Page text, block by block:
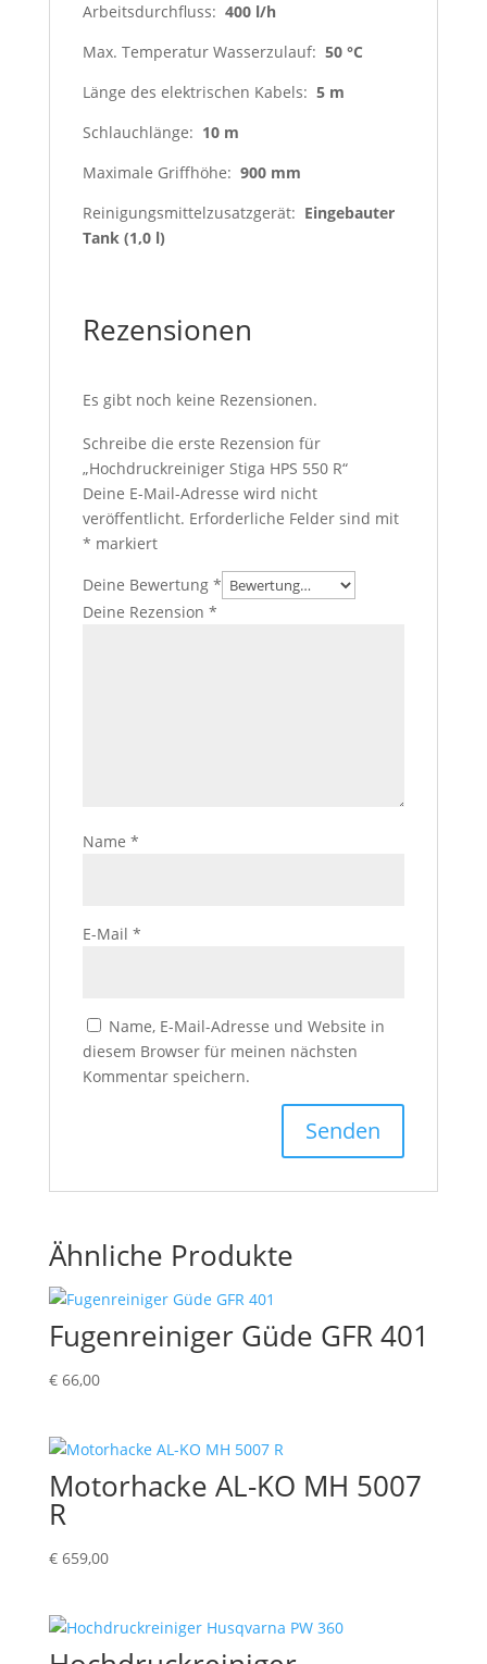
Arbeitsdurchfluss: 400 l/h
Max. Temperatur Wasserzulauf: 50 °C
Länge des elektrischen Kabels: 5 m
Schlauchlänge: 10 m
Maximale Griffhöhe: 900 mm
Reinigungsmittelzusatzgerät: Eingebauter
Tank (1,0 l)
Rezensionen
Es gibt noch keine Rezensionen.
Schreibe die erste Rezension für
„Hochdruckreiniger Stiga HPS 550 R“
Deine E-Mail-Adresse wird nicht
veröffentlicht. Erforderliche Felder sind mit
* markiert
Deine Bewertung *
Deine Rezension *
Name *
E-Mail *
Name, E-Mail-Adresse und Website in
diesem Browser für meinen nächsten
Kommentar speichern.
Ähnliche Produkte
Fugenreiniger Güde GFR 401
€66,00
Motorhacke AL-KO MH 5007
R
€659,00